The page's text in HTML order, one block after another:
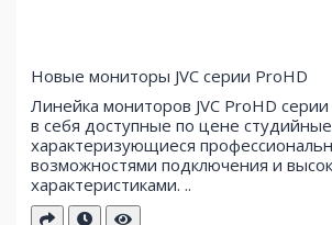
Новые мониторы JVC серии ProHD
Линейка мониторов JVC ProHD
в себя доступные по цене
характеризующиеся
возможностями подключения и
характеристиками. ..